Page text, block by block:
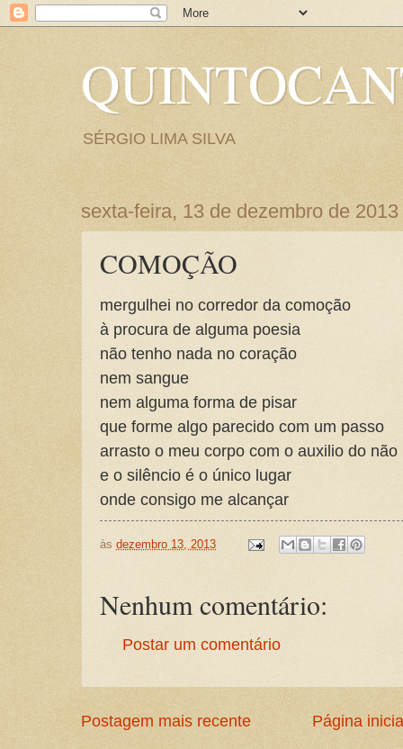
SÉRGIO LIMA SILVA
sexta-feira, 13 de dezembro de 2013
COMOÇÃO
mergulhei no corredor da comoção
à procura de alguma poesia
não tenho nada no coração
nem sangue
nem alguma forma de pisar
que forme algo parecido com um passo
arrasto o meu corpo com o auxilio do não
e o silêncio é o único lugar
onde consigo me alcançar
às dezembro 13, 2013
Nenhum comentário:
Postar um comentário
Postagem mais recente Página